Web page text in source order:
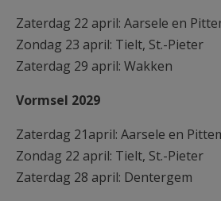
Zaterdag 22 april: Aarsele en
Zondag 23 april: Tielt, St.-Pieter
Zaterdag 29 april: Wakken
Vormsel 2029
Zaterdag 21april: Aarsele en
Zondag 22 april: Tielt, St.-Pieter
Zaterdag 28 april: Dentergem